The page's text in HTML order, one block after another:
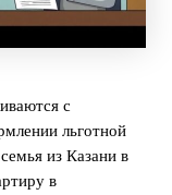
с
льготной
из Казани в
в